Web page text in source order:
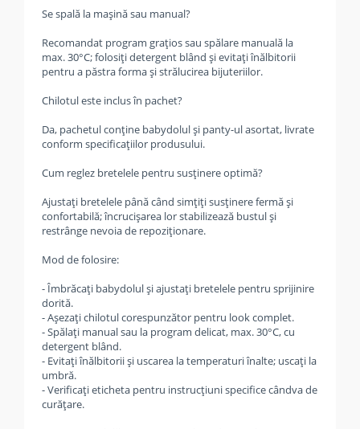
Se spală la mașină sau manual?
Recomandat program grațios sau spălare manuală la
max. 30°C; folosiți detergent blând și evitați înălbitorii
pentru a păstra forma și strălucirea bijuteriilor.
Chilotul este inclus în pachet?
Da, pachetul conține babydolul și panty-ul asortat, livrate
conform specificațiilor produsului.
Cum reglez bretelele pentru susținere optimă?
Ajustați bretelele până când simțiți susținere fermă și
confortabilă; încrucișarea lor stabilizează bustul și
restrânge nevoia de repoziționare.
Mod de folosire:
- Îmbrăcați babydolul și ajustați bretelele pentru sprijinire
dorită.
- Așezați chilotul corespunzător pentru look complet.
- Spălați manual sau la program delicat, max. 30°C, cu
detergent blând.
- Evitați înălbitorii și uscarea la temperaturi înalte; uscați la
umbră.
- Verificați eticheta pentru instrucțiuni specifice cândva de
curățare.